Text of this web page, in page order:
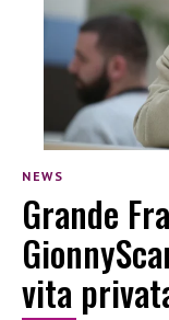
NEWS
Grande
vita